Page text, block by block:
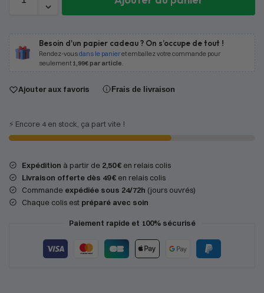
Besoin d'un papier cadeau ? On s’occupe de tout !
Rendez-vousdans le panieret emballez votre commande pour
seulement 1,99€ par article.
Ajouter aux favoris Frais de livraison
⚡️ Encore 4 en stock, ça part vite !
Expédition à partir de 2,50 € en relais colis
Livraison offerte dès 49 € en relais colis
Commande expédiée sous 24/72h (jours ouvrés)
Chaque colis est préparé avec soin
Paiement rapide et 100% sécurisé